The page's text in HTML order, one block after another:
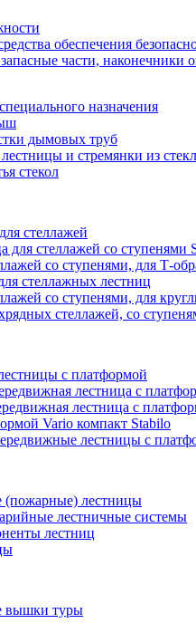
обеспечения
части, наконечники
назначения
дымовых труб
и стремянки из
стекол
стеллажей
для стеллажей со ступенями
со ступенями, для Т-
стеллажных лестниц
со ступенями, для
стеллажей, со
с платформой
лестница с
лестница с
Vario компакт Stabilo
лестницы с
(пожарные) лестницы
лестничные системы
лестниц
вышки туры